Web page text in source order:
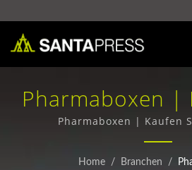
Pharmaboxen |
Pharmaboxen | Kaufen
Verpackungsboxen - Top-
Preise
Home / Branchen /